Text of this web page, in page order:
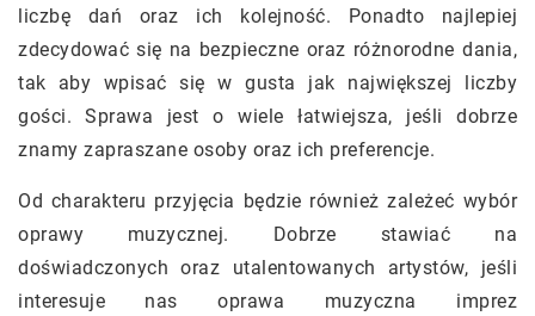
liczbę dań oraz ich kolejność. Ponadto najlepiej
zdecydować się na bezpieczne oraz różnorodne dania,
tak aby wpisać się w gusta jak największej liczby
gości. Sprawa jest o wiele łatwiejsza, jeśli dobrze
znamy zapraszane osoby oraz ich preferencje.
Od charakteru przyjęcia będzie również zależeć wybór
oprawy muzycznej. Dobrze stawiać na
doświadczonych oraz utalentowanych artystów, jeśli
interesuje nas oprawa muzyczna imprez